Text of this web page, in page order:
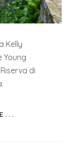
Kelly
Young
di